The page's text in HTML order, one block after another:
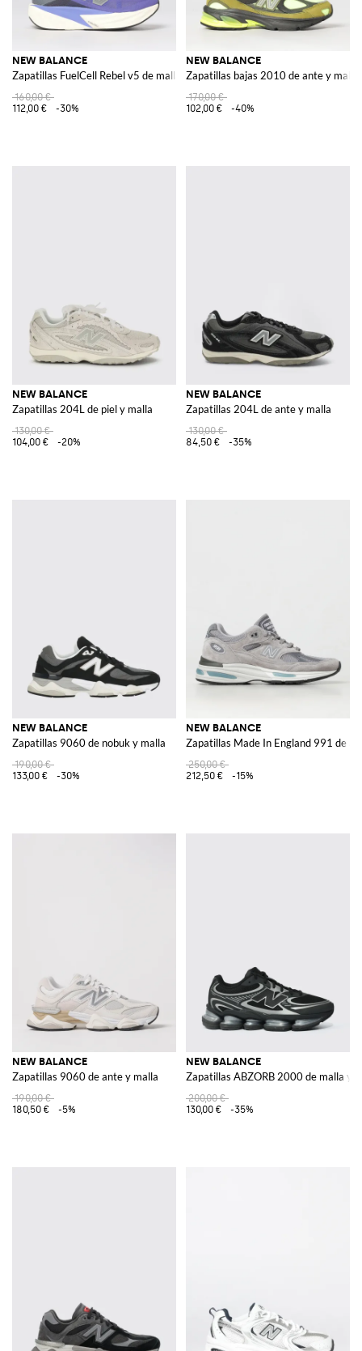
NEW BALANCE
Zapatillas FuelCell Rebel v5 de malla
160,00 €
112,00 €
-30%
NEW BALANCE
Zapatillas bajas 2010 de ante y malla
170,00 €
102,00 €
-40%
NEW BALANCE
Zapatillas 204L de piel y malla
130,00 €
104,00 €
-20%
NEW BALANCE
Zapatillas 204L de ante y malla
130,00 €
84,50 €
-35%
NEW BALANCE
Zapatillas 9060 de nobuk y malla
190,00 €
133,00 €
-30%
NEW BALANCE
Zapatillas Made In England 991 de
250,00 €
212,50 €
-15%
NEW BALANCE
Zapatillas 9060 de ante y malla
190,00 €
180,50 €
-5%
NEW BALANCE
Zapatillas ABZORB 2000 de malla y
200,00 €
130,00 €
-35%